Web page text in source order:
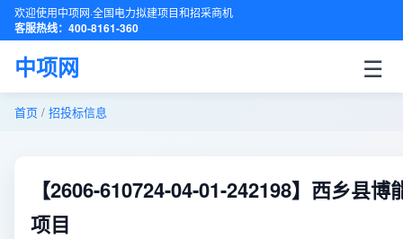
欢迎使用中项网·全国电力拟建项目和招采商机
客服热线：400-8161-360
中项网 ☰
首页 / 招投标信息
【2606-610724-04-01-242198】西乡县
项目